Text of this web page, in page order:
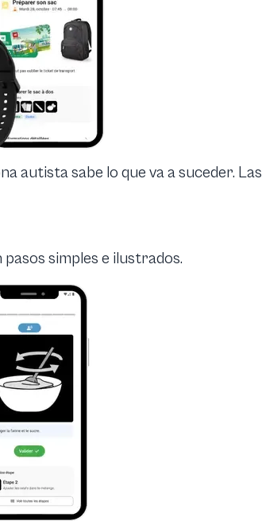
autista sabe lo que va a suceder.
simples e ilustrados.